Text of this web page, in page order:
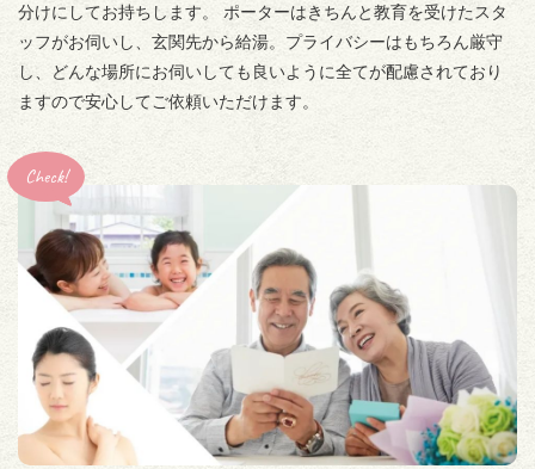
分けにしてお持ちします。 ポーターはきちんと教育を受けたスタ
ッフがお伺いし、玄関先から給湯。プライバシーはもちろん厳守
し、どんな場所にお伺いしても良いように全てが配慮されており
ますので安心してご依頼いただけます。
Check!